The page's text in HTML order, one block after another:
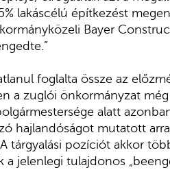
lakáscélú építkezést
Bayer
foglalta össze az
a zuglói önkormányzat
alatt
hajlandóságot mutatott
tárgyalási pozíciót akkor
jelenlegi tulajdonos